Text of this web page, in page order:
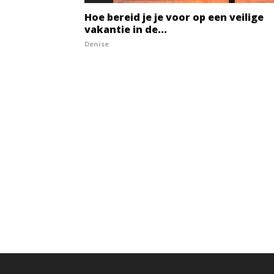
Hoe bereid je je voor op een veilige
vakantie in de...
Denise